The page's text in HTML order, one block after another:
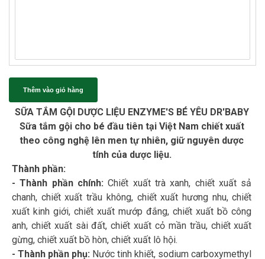
SỮA TẮM GỘI DƯỢC LIỆU ENZYME'S BÉ YÊU DR'BABY
Sữa tắm gội cho bé đầu tiên tại Việt Nam chiết xuất
theo công nghệ lên men tự nhiên, giữ nguyên dược
tính của dược liệu.
Thành phần:
- Thành phần chính:Chiết xuất trà xanh, chiết xuất sả
chanh, chiết xuất trầu không, chiết xuất hương nhu, chiết
xuất kinh giới, chiết xuất mướp đắng, chiết xuất bồ công
anh, chiết xuất sài đất, chiết xuất cỏ mần trầu, chiết xuất
gừng, chiết xuất bồ hòn, chiết xuất lô hội.
- Thành phần phụ: Nước tinh khiết, sodium carboxymethyl